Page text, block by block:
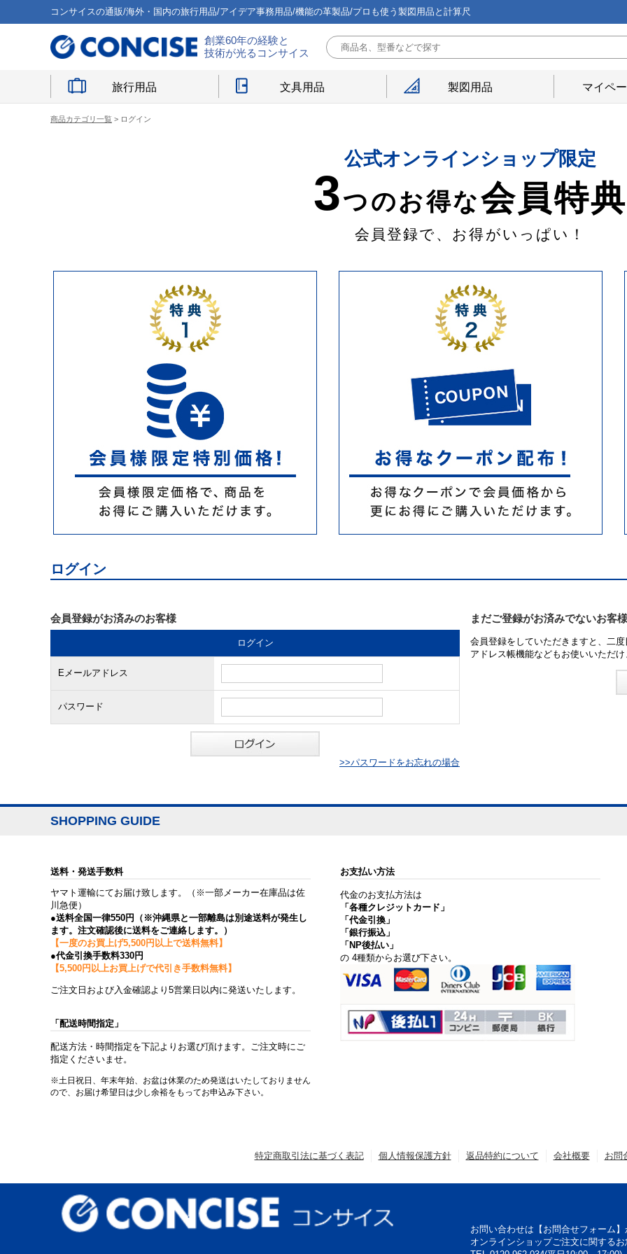
コンサイスの通販/海外・国内の旅行用品/アイデア事務用品/機能の革製品/プロも使う製図用品と計算尺
創業60年の経験と
技術が光るコンサイス
旅行用品 文具用品 製図用品 マイペ
商品カテゴリ一覧 > ログイン
公式オンラインショップ限定
3つのお得な会員特典
会員登録で、お得がいっぱい！
ログイン
会員登録がお済みのお客様
ログイン
Eメールアドレス
パスワード
>>パスワードをお忘れの場合
まだご登録がお済みでないお客様
会員登録をしていただきますと、二
アドレス帳機能などもお使いいただ
SHOPPING GUIDE
送料・発送手数料
ヤマト運輸にてお届け致します。（※一部メーカー在庫品は佐
川急便）
●送料全国一律550円（※沖縄県と一部離島は別途送料が発生し
ます。注文確認後に送料をご連絡します。）
【一度のお買上げ5,500円以上で送料無料】
●代金引換手数料330円
【5,500円以上お買上げで代引き手数料無料】
ご注文日および入金確認より5営業日以内に発送いたします。
「配送時間指定」
配送方法・時間指定を下記よりお選び頂けます。ご注文時にご
指定くださいませ。
※土日祝日、年末年始、お盆は休業のため発送はいたしておりません
ので、お届け希望日は少し余裕をもってお申込み下さい。
お支払い方法
代金のお支払方法は
「各種クレジットカード」
「代金引換」
「銀行振込」
「NP後払い」
の 4種類からお選び下さい。
特定商取引法に基づく表記 個人情報保護方針 返品特約について 会社概要 お問
お問い合わせは【お問合せフォーム
オンラインショップご注文に関する